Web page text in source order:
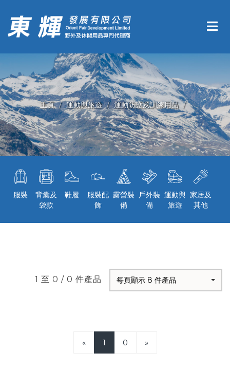
主頁 運動與旅遊 運動防護及訓練用品
服裝
背囊及
袋款
鞋履
服裝配
飾
露營裝
備
戶外裝
備
運動與
旅遊
家居及
其他
1 至 0 / 0 件產品 每頁顯示 8 件產品
« 1 0 »